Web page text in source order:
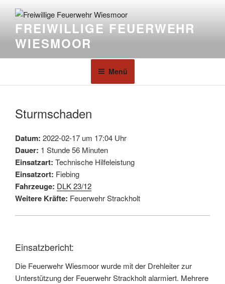
FREIWILLIGE FEUERWEHR
WIESMOOR
Menü
Sturmschaden
Datum: 2022-02-17 um 17:04 Uhr
Dauer: 1 Stunde 56 Minuten
Einsatzart: Technische Hilfeleistung
Einsatzort: Fiebing
Fahrzeuge: DLK 23/12
Weitere Kräfte: Feuerwehr Strackholt
Einsatzbericht:
Die Feuerwehr Wiesmoor wurde mit der Drehleiter zur
Unterstützung der Feuerwehr Strackholt alarmiert. Mehrere